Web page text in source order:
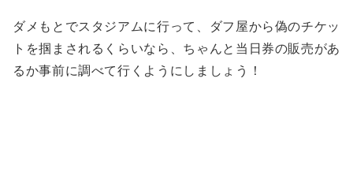
ダメもとでスタジアムに行って、ダフ屋から偽のチケッ
トを掴まされるくらいなら、ちゃんと当日券の販売があ
るか事前に調べて行くようにしましょう！